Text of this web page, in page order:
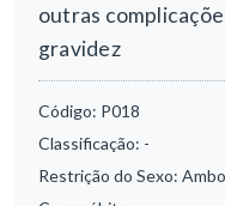
outras
gravidez
Código: P018
Classificação: -
Restrição do Sexo: